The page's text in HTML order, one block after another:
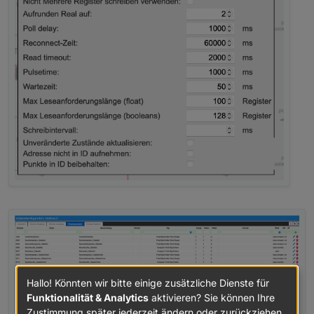
Hallo! Könnten wir bitte einige zusätzliche Dienste für
Funktionalität & Analytics aktivieren? Sie können Ihre